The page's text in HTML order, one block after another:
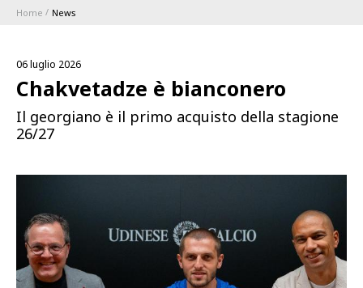
1896 MEMBERSHIP PROGRAM
STAGIONE
Coppa Italia
CLUB
BLUENERGY STADIUM
MEETING CENTER
Home News
06 luglio 2026
Chakvetadze è bianconero
Il georgiano è il primo acquisto della stagione
26/27